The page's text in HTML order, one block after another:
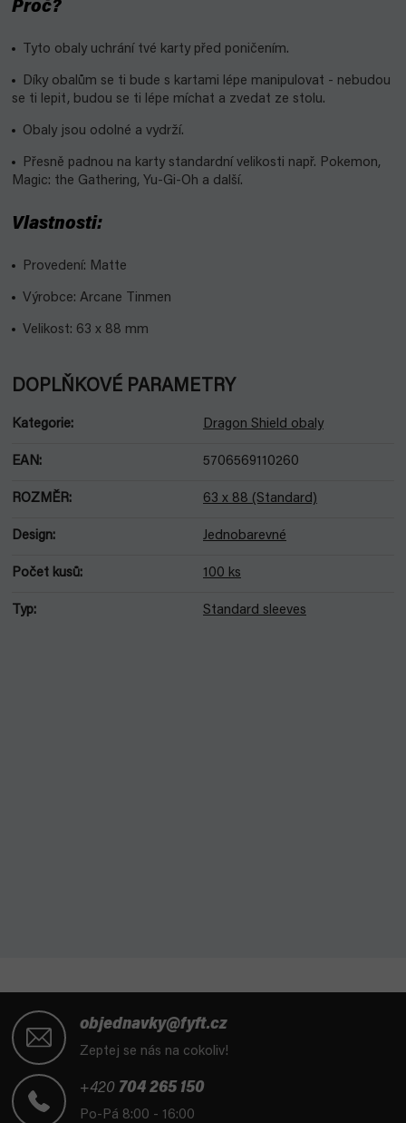
Proč?
Tyto obaly uchrání tvé karty před poničením.
Díky obalům se ti bude s kartami lépe manipulovat - nebudou
se ti lepit, budou se ti lépe míchat a zvedat ze stolu.
Obaly jsou odolné a vydrží.
Přesně padnou na karty standardní velikosti např. Pokemon,
Magic: the Gathering, Yu-Gi-Oh a další.
Vlastnosti:
Provedení: Matte
Výrobce: Arcane Tinmen
Velikost: 63 x 88 mm
DOPLŇKOVÉ PARAMETRY
Kategorie: Dragon Shield obaly
EAN: 5706569110260
ROZMĚR: 63 x 88 (Standard)
Design: Jednobarevné
Počet kusů: 100 ks
Typ: Standard sleeves
objednavky@fyft.cz
Zeptej se nás na cokoliv!
+420 704 265 150
Po-Pá 8:00 - 16:00